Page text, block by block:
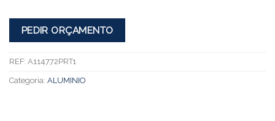
PEDIR ORÇAMENTO
REF: A114772PRT1
Categoria: ALUMINIO